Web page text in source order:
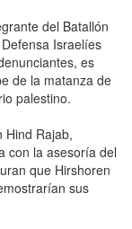
del Batallón
Israelíes
es
de la matanza de
palestino.
Hind Rajab,
con la asesoría del
que Hirshoren
sus